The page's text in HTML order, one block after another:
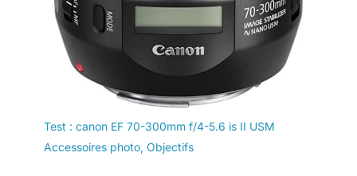
Test : canon EF 70-300mm f/4-5.6 is II USM
Accessoires photo, Objectifs